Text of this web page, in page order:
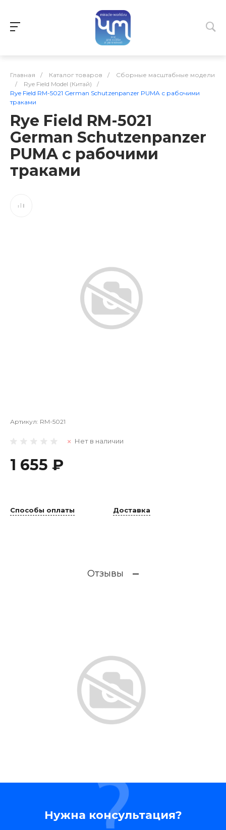
Главная / Каталог товаров /
Сборные масштабные модели
/
Rye Field Model (Китай)
/
Rye Field RM-5021 German Schutzenpanzer PUMA с рабочими
траками
Rye Field RM-5021
German Schutzenpanzer
PUMA с рабочими
траками
Артикул: RM-5021
Нет в наличии
1 655 ₽
Способы оплаты Доставка
Отзывы
Нужна консультация?